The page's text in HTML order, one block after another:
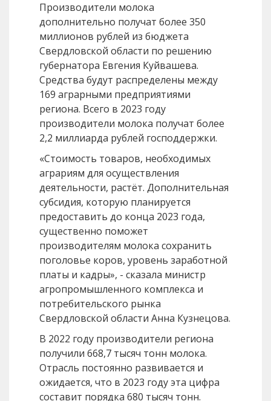
Производители молока
дополнительно получат более 350
миллионов рублей из бюджета
Свердловской области по решению
губернатора Евгения Куйвашева.
Средства будут распределены между
169 аграрными предприятиями
региона. Всего в 2023 году
производители молока получат более
2,2 миллиарда рублей господдержки.
«Стоимость товаров, необходимых
аграриям для осуществления
деятельности, растёт. Дополнительная
субсидия, которую планируется
предоставить до конца 2023 года,
существенно поможет
производителям молока сохранить
поголовье коров, уровень заработной
платы и кадры», - сказала министр
агропромышленного комплекса и
потребительского рынка
Свердловской области Анна Кузнецова.
В 2022 году производители региона
получили 668,7 тысяч тонн молока.
Отрасль постоянно развивается и
ожидается, что в 2023 году эта цифра
составит порядка 680 тысяч тонн.